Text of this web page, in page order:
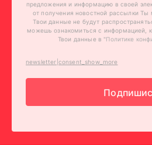
предложения и информацию в своей
от получения новостной рассылки
Твои данные не будут
можешь ознакомиться с информацией,
Твои данные в "Политике
newsletter|consent_show_more